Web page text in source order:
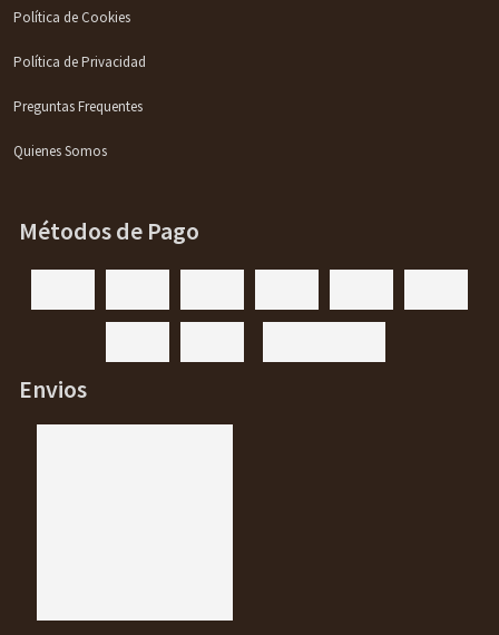
Política de Cookies
Política de Privacidad
Preguntas Frequentes
Quienes Somos
Métodos de Pago
Envios